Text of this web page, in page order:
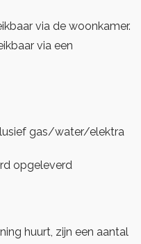
via de woonkamer.
via een
gas/water/elektra
opgeleverd
huurt, zijn een aantal